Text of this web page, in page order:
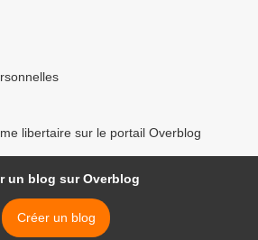
libertaire sur le portail Overblog
un blog sur Overblog
Créer un blog